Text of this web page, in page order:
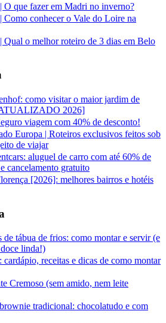
O que fazer em Madri no inverno?
Como conhecer o Vale do Loire na
Qual o melhor roteiro de 3 dias em Belo
como visitar o maior jardim de
2026]
viagem com 40% de desconto!
Europa | Roteiros exclusivos feitos sob
de viajar
aluguel de carro com até 60% de
cancelamento gratuito
[2026]: melhores bairros e hotéis
de tábua de frios: como montar e servir (e
linda!)
receitas e dicas de como montar
Cremoso (sem amido, nem leite
tradicional: chocolatudo e com